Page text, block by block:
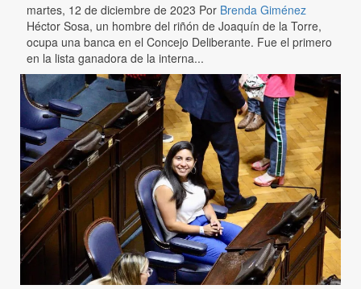
martes, 12 de diciembre de 2023 Por Brenda Giménez
Héctor Sosa, un hombre del riñón de Joaquín de la Torre,
ocupa una banca en el Concejo Deliberante. Fue el primero
en la lista ganadora de la interna...